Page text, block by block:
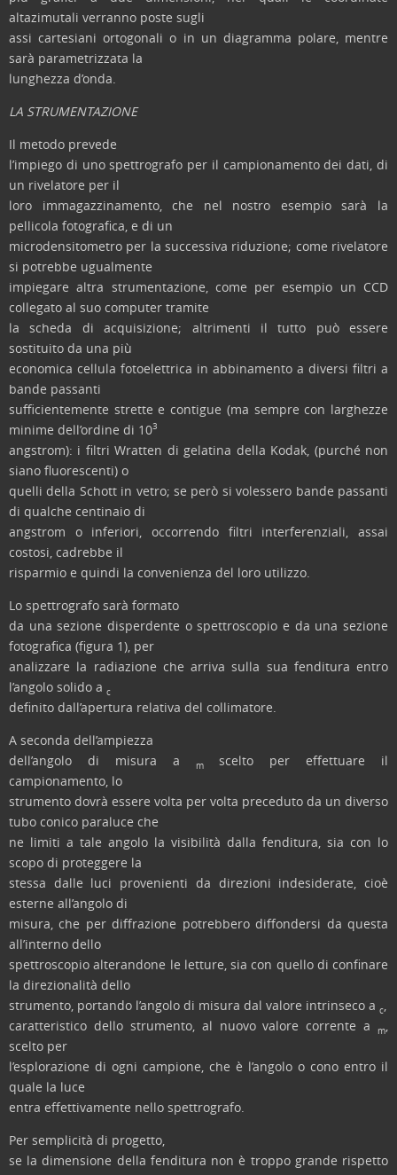
altazimutali verranno poste sugli
assi cartesiani ortogonali o in un diagramma polare, mentre
sarà parametrizzata la
lunghezza d’onda.
LA STRUMENTAZIONE
Il metodo prevede
l’impiego di uno spettrografo per il campionamento dei dati, di
un rivelatore per il
loro immagazzinamento, che nel nostro esempio sarà la
pellicola fotografica, e di un
microdensitometro per la successiva riduzione; come rivelatore
si potrebbe ugualmente
impiegare altra strumentazione, come per esempio un CCD
collegato al suo computer tramite
la scheda di acquisizione; altrimenti il tutto può essere
sostituito da una più
economica cellula fotoelettrica in abbinamento a diversi filtri a
bande passanti
sufficientemente strette e contigue (ma sempre con larghezze
minime dell’ordine di 103
angstrom): i filtri Wratten di gelatina della Kodak, (purché non
siano fluorescenti) o
quelli della Schott in vetro; se però si volessero bande passanti
di qualche centinaio di
angstrom o inferiori, occorrendo filtri interferenziali, assai
costosi, cadrebbe il
risparmio e quindi la convenienza del loro utilizzo.
Lo spettrografo sarà formato
da una sezione disperdente o spettroscopio e da una sezione
fotografica (figura 1), per
analizzare la radiazione che arriva sulla sua fenditura entro
l’angolo solido a c
definito dall’apertura relativa del collimatore.
A seconda dell’ampiezza
dell’angolo di misura a
mscelto per effettuare il
campionamento, lo
strumento dovrà essere volta per volta preceduto da un diverso
tubo conico paraluce che
ne limiti a tale angolo la visibilità dalla fenditura, sia con lo
scopo di proteggere la
stessa dalle luci provenienti da direzioni indesiderate, cioè
esterne all’angolo di
misura, che per diffrazione potrebbero diffondersi da questa
all’interno dello
spettroscopio alterandone le letture, sia con quello di confinare
la direzionalità dello
strumento, portando l’angolo di misura dal valore intrinseco a c,
caratteristico dello strumento, al nuovo valore corrente a
m,
scelto per
l’esplorazione di ogni campione, che è l’angolo o cono entro il
quale la luce
entra effettivamente nello spettrografo.
Per semplicità di progetto,
se la dimensione della fenditura non è troppo grande rispetto